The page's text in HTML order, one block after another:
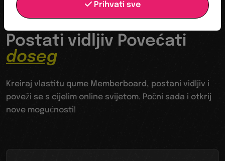
Tvoja odskočna daska u digitalni svijet
Postati vidljiv Povećati
doseg
Kreiraj vlastitu qume Memberboard, postani vidljiv i
poveži se s cijelim online svijetom. Počni sada i otkrij
nove mogućnosti!
Prihvati sve